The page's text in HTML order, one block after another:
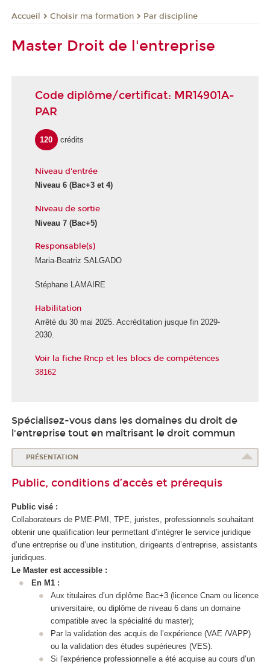
Accueil Choisir ma formation Par discipline
Master Droit de l'entreprise
Code diplôme/certificat: MR14901A-
PAR
120 crédits
Niveau d'entrée
Niveau 6 (Bac+3 et 4)
Niveau de sortie
Niveau 7 (Bac+5)
Responsable(s)
Maria-Beatriz SALGADO
Stéphane LAMAIRE
Habilitation
Arrêté du 30 mai 2025. Accréditation jusque fin 2029-
2030.
Voir la fiche Rncp et les blocs de compétences
38162
Spécialisez-vous dans les domaines du droit de
l'entreprise tout en maîtrisant le droit commun
PRÉSENTATION
Public, conditions d’accès et prérequis
Public visé :
Collaborateurs de PME-PMI, TPE, juristes, professionnels souhaitant
obtenir une qualification leur permettant d’intégrer le service juridique
d’une entreprise ou d’une institution, dirigeants d’entreprise, assistants
juridiques.
Le Master est accessible :
En M1 :
Aux titulaires d’un diplôme Bac+3 (licence Cnam ou licence
universitaire, ou diplôme de niveau 6 dans un domaine
compatible avec la spécialité du master);
Par la validation des acquis de l’expérience (VAE /VAPP)
ou la validation des études supérieures (VES).
Si l'expérience professionnelle a été acquise au cours d’un